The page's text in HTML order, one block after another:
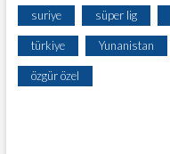
suriye süper lig
türkiye Yunanistan
özgür özel